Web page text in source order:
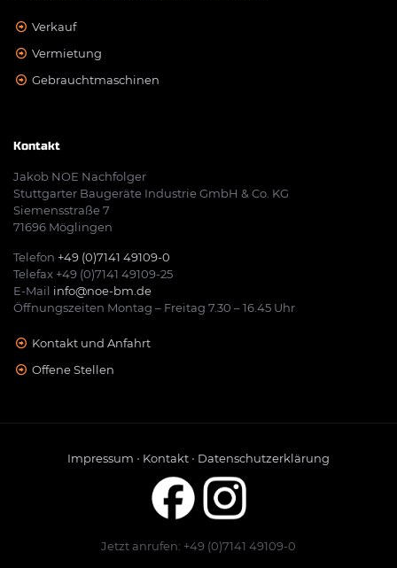
Verkauf
Vermietung
Gebrauchtmaschinen
Kontakt
Jakob NOE Nachfolger
Stuttgarter Baugeräte Industrie GmbH & Co. KG
Siemensstraße 7
71696 Möglingen
Telefon +49 (0)7141 49109-0
Telefax +49 (0)7141 49109-25
E-Mail info@noe-bm.de
Öffnungszeiten Montag – Freitag 7.30 – 16.45 Uhr
Kontakt und Anfahrt
Offene Stellen
Impressum • Kontakt • Datenschutzerklärung
Jetzt anrufen: +49 (0)7141 49109-0